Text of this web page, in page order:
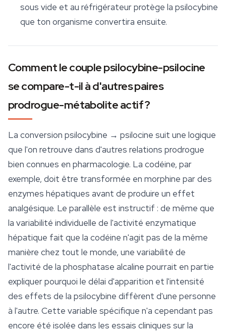
sous vide et au réfrigérateur protège la psilocybine
que ton organisme convertira ensuite.
Comment le couple psilocybine-psilocine
se compare-t-il à d'autres paires
prodrogue-métabolite actif ?
La conversion psilocybine → psilocine suit une logique
que l'on retrouve dans d'autres relations prodrogue
bien connues en pharmacologie. La codéine, par
exemple, doit être transformée en morphine par des
enzymes hépatiques avant de produire un effet
analgésique. Le parallèle est instructif : de même que
la variabilité individuelle de l'activité enzymatique
hépatique fait que la codéine n'agit pas de la même
manière chez tout le monde, une variabilité de
l'activité de la phosphatase alcaline pourrait en partie
expliquer pourquoi le délai d'apparition et l'intensité
des effets de la psilocybine diffèrent d'une personne
à l'autre. Cette variable spécifique n'a cependant pas
encore été isolée dans les essais cliniques sur la